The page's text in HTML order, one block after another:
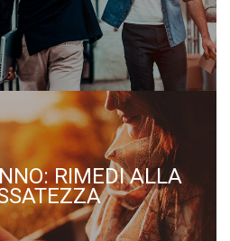
RIMEDI ALLA